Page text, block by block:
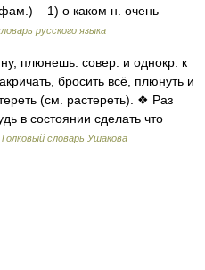
фам.) 1) о каком н. очень
русского языка
плюнешь. совер. и однокр. к
бросить всё, плюнуть и
(см. растереть). ❖ Раз
в состоянии сделать что
Толковый словарь Ушакова